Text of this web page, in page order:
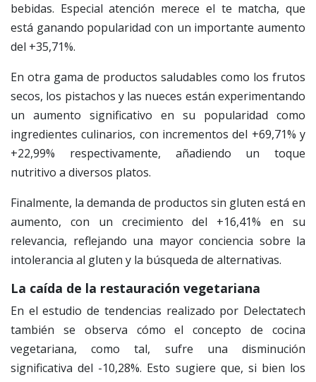
bebidas. Especial atención merece el te matcha, que
está ganando popularidad con un importante aumento
del +35,71%.
En otra gama de productos saludables como los frutos
secos, los pistachos y las nueces están experimentando
un aumento significativo en su popularidad como
ingredientes culinarios, con incrementos del +69,71% y
+22,99% respectivamente, añadiendo un toque
nutritivo a diversos platos.
Finalmente, la demanda de productos sin gluten está en
aumento, con un crecimiento del +16,41% en su
relevancia, reflejando una mayor conciencia sobre la
intolerancia al gluten y la búsqueda de alternativas.
La caída de la restauración vegetariana
En el estudio de tendencias realizado por Delectatech
también se observa cómo el concepto de cocina
vegetariana, como tal, sufre una disminución
significativa del -10,28%. Esto sugiere que, si bien los